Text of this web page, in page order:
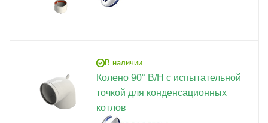
В наличии
Колено 90° В/Н с испытательной
точкой для конденсационных
котлов